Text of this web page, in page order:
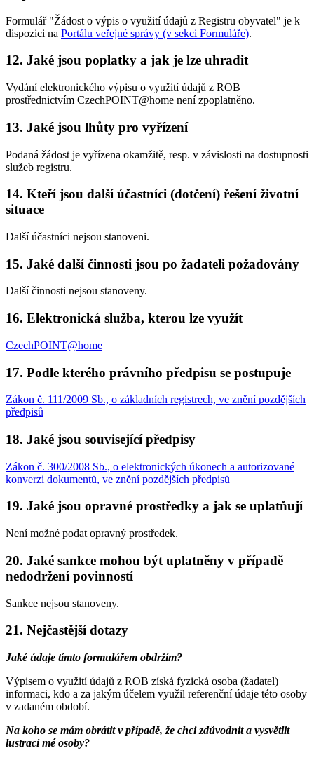
Formulář "Žádost o výpis o využití údajů z Registru obyvatel" je k
dispozici na Portálu veřejné správy (v sekci Formuláře).
12. Jaké jsou poplatky a jak je lze uhradit
Vydání elektronického výpisu o využití údajů z ROB
prostřednictvím CzechPOINT@home není zpoplatněno.
13. Jaké jsou lhůty pro vyřízení
Podaná žádost je vyřízena okamžitě, resp. v závislosti na dostupnosti
služeb registru.
14. Kteří jsou další účastníci (dotčení) řešení životní
situace
Další účastníci nejsou stanoveni.
15. Jaké další činnosti jsou po žadateli požadovány
Další činnosti nejsou stanoveny.
16. Elektronická služba, kterou lze využít
CzechPOINT@home
17. Podle kterého právního předpisu se postupuje
Zákon č. 111/2009 Sb., o základních registrech, ve znění pozdějších
předpisů
18. Jaké jsou související předpisy
Zákon č. 300/2008 Sb., o elektronických úkonech a autorizované
konverzi dokumentů, ve znění pozdějších předpisů
19. Jaké jsou opravné prostředky a jak se uplatňují
Není možné podat opravný prostředek.
20. Jaké sankce mohou být uplatněny v případě
nedodržení povinností
Sankce nejsou stanoveny.
21. Nejčastější dotazy
Jaké údaje tímto formulářem obdržím?
Výpisem o využití údajů z ROB získá fyzická osoba (žadatel)
informaci, kdo a za jakým účelem využil referenční údaje této osoby
v zadaném období.
Na koho se mám obrátit v případě, že chci zdůvodnit a vysvětlit
lustraci mé osoby?